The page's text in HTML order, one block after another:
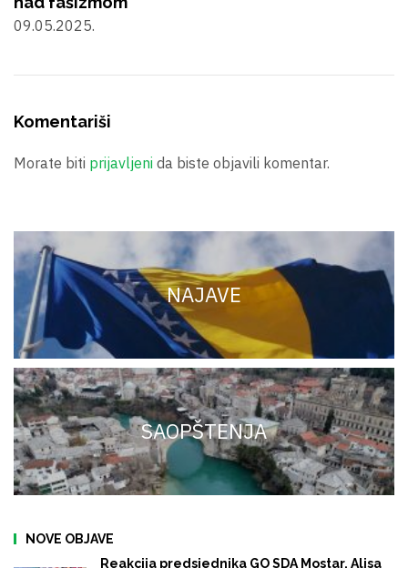
09.05.2025.
Komentariši
Morate biti prijavljeni da biste objavili komentar.
NAJAVE
SAOPŠTENJA
NOVE OBJAVE
Reakcija predsjednika GO SDA Mostar, Alisa